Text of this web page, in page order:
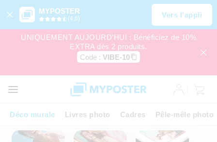
MYPOSTER
(4,6) Vers l’appli
UNIQUEMENT AUJOURD’HUI : Bénéficiez de 10%
EXTRA dès 2 produits.
Code : VIBE-10
Déco murale Livres photo Cadres Pêle-mêle photo